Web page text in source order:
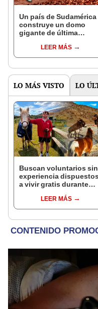
Un país de Sudamérica
construye un domo
gigante de última
el mundo del cobre con
US$4.400 millones:
LEER MÁS
LO MÁS VISTO LO
Buscan voluntarios sin
experiencia dispuestos
a vivir gratis durante
cuidar caballos, burros
y otros animales
LEER MÁS